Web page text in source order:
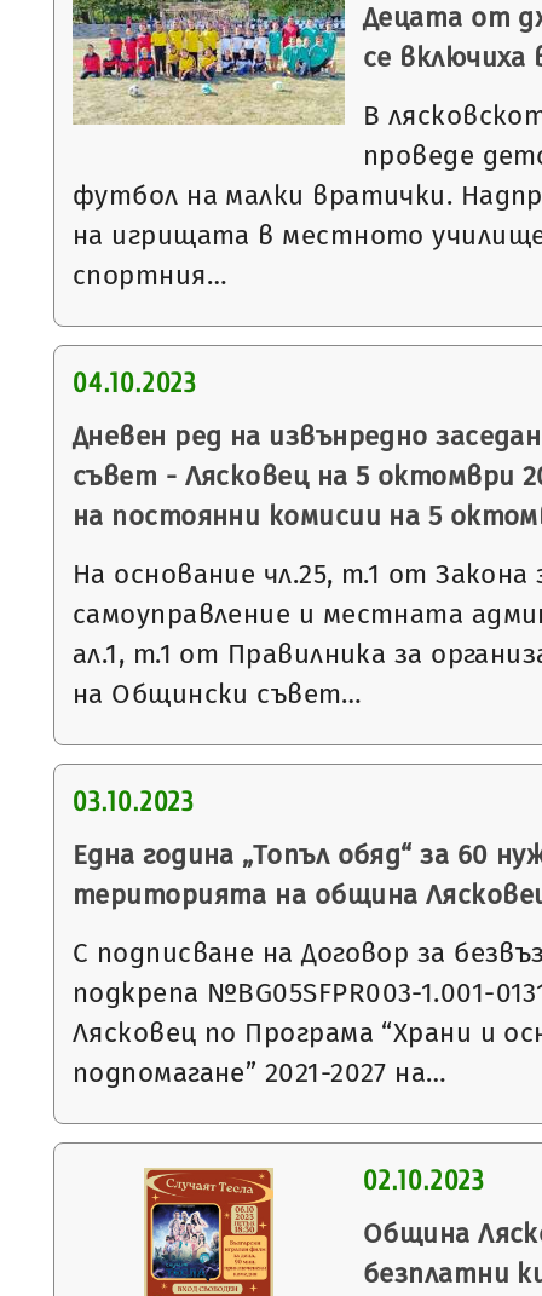
Децата от
се
В
проведе
футбол на малки вратички.
на игрищата в местното
спортния…
04.10.2023
Дневен ред на извънредно
съвет - Лясковец на 5 октомври
на постоянни комисии на 5
На основание чл.25, т.1 от
самоуправление и местната
ал.1, т.1 от Правилника за
на Общински съвет…
03.10.2023
Една година „Топъл обяд“ за 60
територията на община
С подписване на Договор за
подкрепа №BG05SFPR003-1.001-
Лясковец по Програма “Храни и
подпомагане” 2021-2027 на…
02.10.2023
Община
безплатни